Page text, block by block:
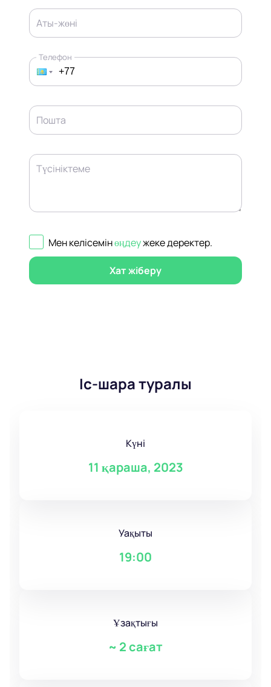
Аты-жөні
Телефон
Пошта
Түсініктеме
Мен келісемінөңдеужеке деректер.
Хат жіберу
Іс-шара туралы
Күні
11 қараша, 2023
Уақыты
19:00
Ұзақтығы
~ 2 сағат